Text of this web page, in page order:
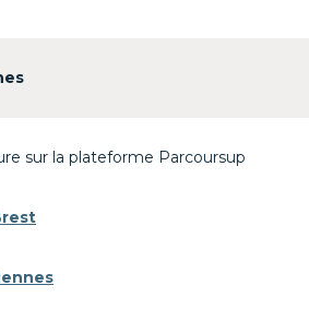
sur la plateforme Parcoursup